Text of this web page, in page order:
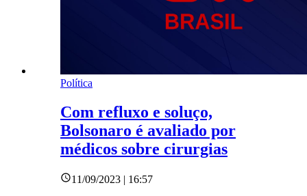
Política
Com refluxo e soluço,
Bolsonaro é avaliado por
médicos sobre cirurgias
11/09/2023 | 16:57